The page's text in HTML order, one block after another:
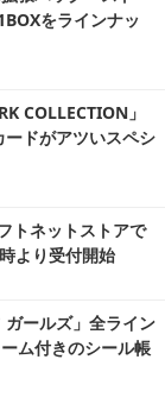
をラインナッ
COLLECTION」
ドがアツいスペシ
トネットストアで
より受付開始
ガールズ」全ライン
ム付きのシール帳